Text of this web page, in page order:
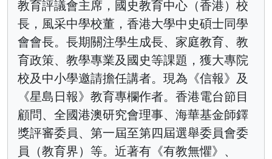
教育評議會主席，國史教育中心（香港）校
長，風采中學校董，香港大學中史碩士同學
會會長。長期關注學生成長、家庭教育、教
育政策、教學專業及國史等課題，獲大專院
校及中小學邀請擔任講者。現為《信報》及
《星島日報》教育專欄作者。香港電台節目
顧問、全國港澳研究會理事、海華基金師鐸
獎評審委員、第一屆至第四屆選舉委員會委
員（教育界）等。近著有《有教無懼》、